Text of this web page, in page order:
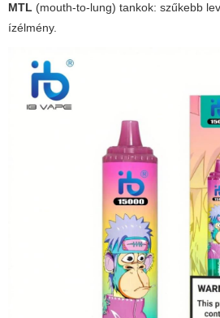
MTL (mouth-to-lung) tankok: szűkebb
ízélmény.